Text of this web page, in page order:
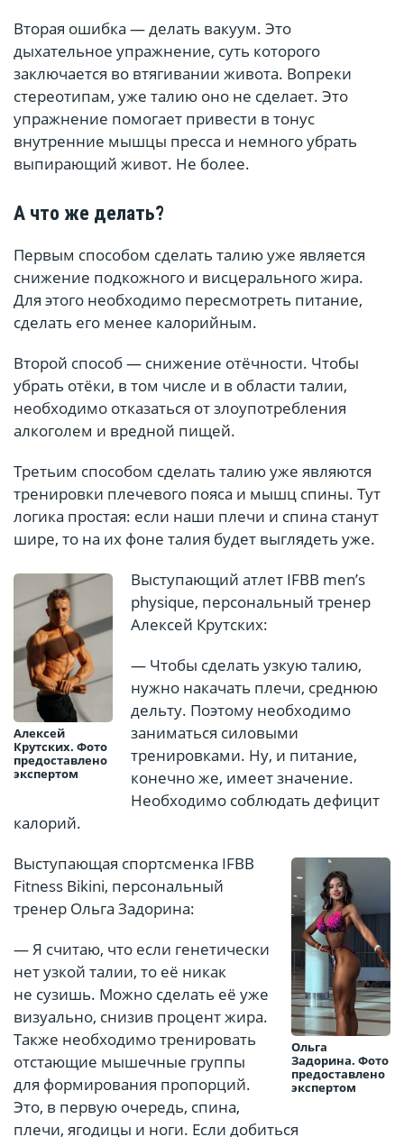
Вторая ошибка — делать вакуум. Это
дыхательное упражнение, суть которого
заключается во втягивании живота. Вопреки
стереотипам, уже талию оно не сделает. Это
упражнение помогает привести в тонус
внутренние мышцы пресса и немного убрать
выпирающий живот. Не более.
А что же делать?
Первым способом сделать талию уже является
снижение подкожного и висцерального жира.
Для этого необходимо пересмотреть питание,
сделать его менее калорийным.
Второй способ — снижение отёчности. Чтобы
убрать отёки, в том числе и в области талии,
необходимо отказаться от злоупотребления
алкоголем и вредной пищей.
Третьим способом сделать талию уже являются
тренировки плечевого пояса и мышц спины. Тут
логика простая: если наши плечи и спина станут
шире, то на их фоне талия будет выглядеть уже.
Алексей
Крутских. Фото
предоставлено
экспертом
Выступающий атлет IFBB men’s
physique, персональный тренер
Алексей Крутских:
— Чтобы сделать узкую талию,
нужно накачать плечи, среднюю
дельту. Поэтому необходимо
заниматься силовыми
тренировками. Ну, и питание,
конечно же, имеет значение.
Необходимо соблюдать дефицит
калорий.
Ольга
Задорина. Фото
предоставлено
экспертом
Выступающая спортсменка IFBB
Fitness Bikini, персональный
тренер Ольга Задорина:
— Я считаю, что если генетически
нет узкой талии, то её никак
не сузишь. Можно сделать её уже
визуально, снизив процент жира.
Также необходимо тренировать
отстающие мышечные группы
для формирования пропорций.
Это, в первую очередь, спина,
плечи, ягодицы и ноги. Если добиться